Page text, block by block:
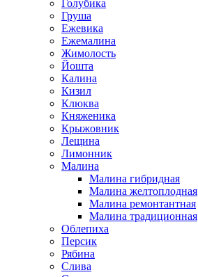
Голубика
Груша
Ежевика
Ежемалина
Жимолость
Йошта
Калина
Кизил
Клюква
Княженика
Крыжовник
Лещина
Лимонник
Малина
Малина гибридная
Малина желтоплодная
Малина ремонтантная
Малина традиционная
Облепиха
Персик
Рябина
Слива